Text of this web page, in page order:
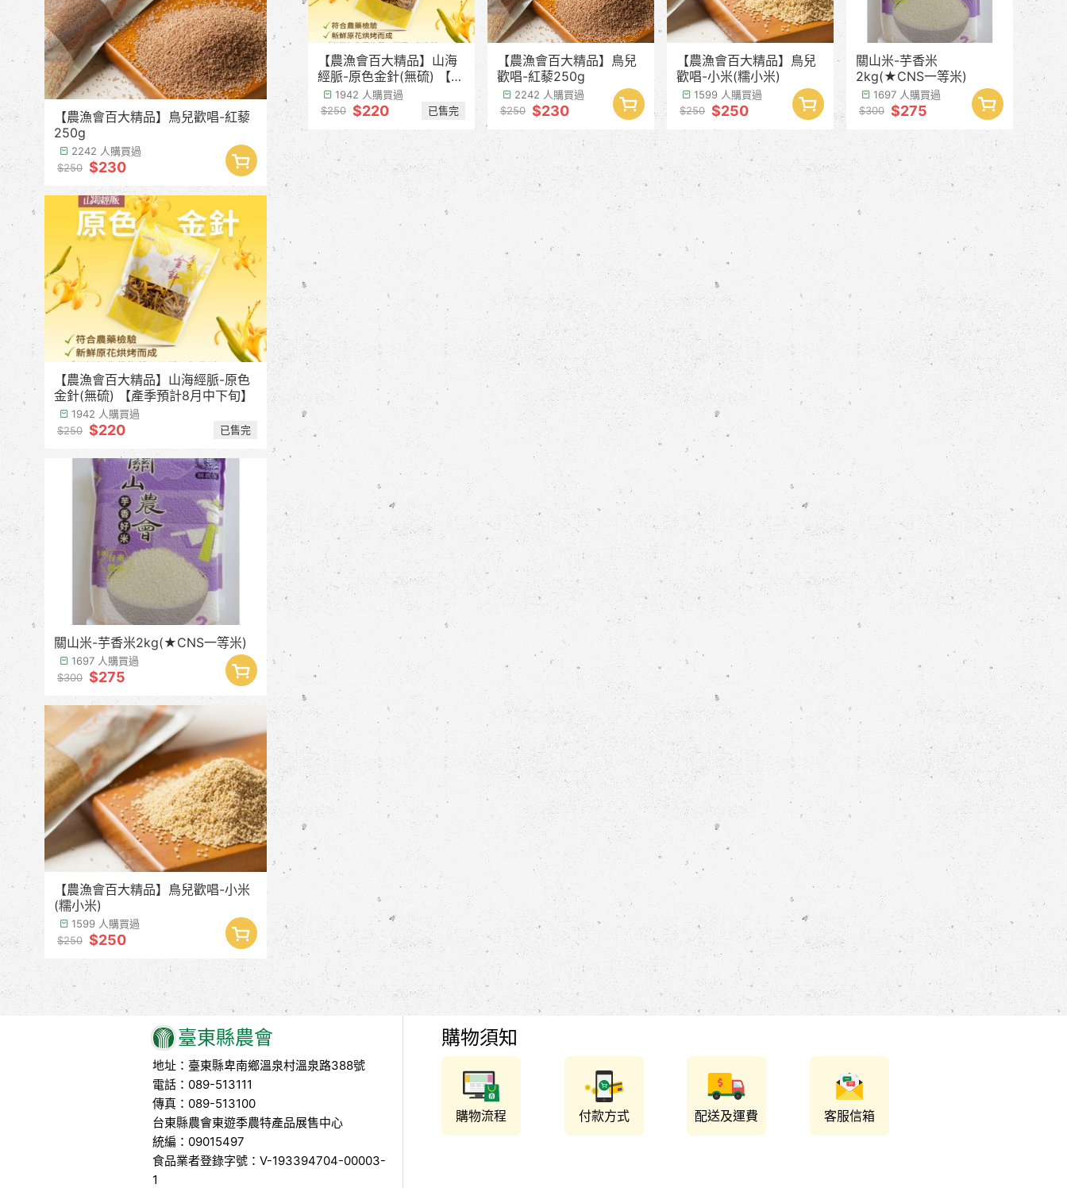
【農漁會百大精品】鳥兒歡唱-紅藜
250g
2242 人購買過
$250 $230
【農漁會百大精品】山海經脈-原色
金針(無硫) 【產季預計8月中下旬】
1942 人購買過
$250 $220 已售完
關山米-芋香米2kg(★CNS一等米)
1697 人購買過
$300 $275
【農漁會百大精品】鳥兒歡唱-小米
(糯小米)
1599 人購買過
$250 $250
【農漁會百大精品】山海
經脈-原色金針(無硫) 【產
季預計8月中下旬】
1942 人購買過
$250 $220 已售完
【農漁會百大精品】鳥兒
歡唱-紅藜250g
2242 人購買過
$250 $230
【農漁會百大精品】鳥兒
歡唱-小米(糯小米)
1599 人購買過
$250 $250
關山米-芋香米
2kg(★CNS一等米)
1697 人購買過
$300 $275
臺東縣農會
地址：臺東縣卑南鄉溫泉村溫泉路388號
電話：089-513111
傳真：089-513100
台東縣農會東遊季農特產品展售中心
統編：09015497
食品業者登錄字號：V-193394704-00003-
1
購物須知
購物流程 付款方式 配送及運費 客服信箱